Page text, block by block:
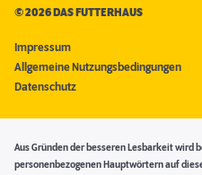
©2026 DAS FUTTERHAUS
Impressum
Allgemeine Nutzungsbedingungen
Datenschutz
Aus Gründen der besseren Lesbarkeit wird
personenbezogenen Hauptwörtern auf